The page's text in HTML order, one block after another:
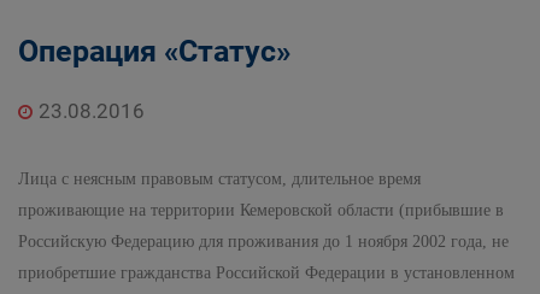
Операция «Статус»
23.08.2016
Лица с неясным правовым статусом, длительное время
проживающие на территории Кемеровской области (прибывшие в
Российскую Федерацию для проживания до 1 ноября 2002 года, не
приобретшие гражданства Российской Федерации в установленном